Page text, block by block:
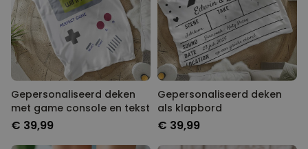
Gepersonaliseerd deken
met game console en tekst
€ 39,99
Gepersonaliseerd deken
als klapbord
€ 39,99